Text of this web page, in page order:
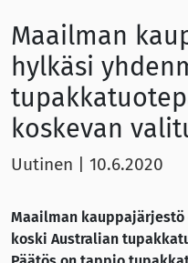
Maailman
hylkäsi
koskevan
Uutinen 10.6.2020
Maailman
koski Australian